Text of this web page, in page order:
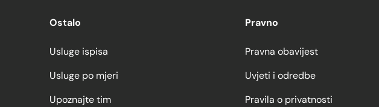
Ostalo
Usluge ispisa
Usluge po mjeri
Upoznajte tim
Pravno
Pravna obavijest
Uvjeti i odredbe
Pravila o privatnosti